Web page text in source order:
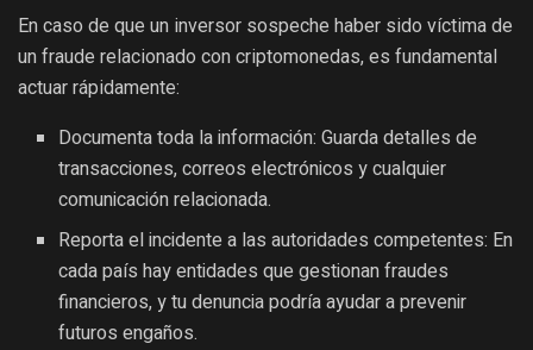
En caso de que un inversor sospeche haber sido víctima de
un fraude relacionado con criptomonedas, es fundamental
actuar rápidamente:
Documenta toda la información: Guarda detalles de
transacciones, correos electrónicos y cualquier
comunicación relacionada.
Reporta el incidente a las autoridades competentes: En
cada país hay entidades que gestionan fraudes
financieros, y tu denuncia podría ayudar a prevenir
futuros engaños.